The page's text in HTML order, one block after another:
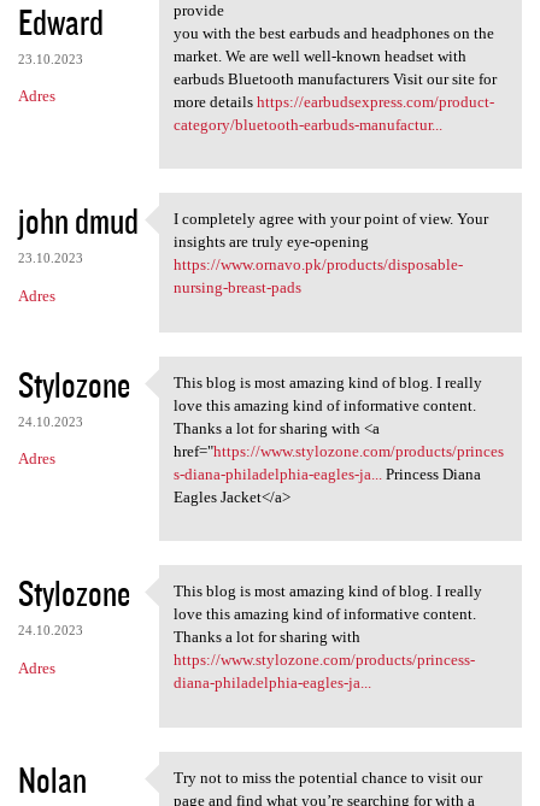
Edward
23.10.2023
Adres
provide
you with the best earbuds and headphones on the
market. We are well well-known headset with
earbuds Bluetooth manufacturers Visit our site for
more details https://earbudsexpress.com/product-
category/bluetooth-earbuds-manufactur...
john dmud
23.10.2023
Adres
I completely agree with your
I completely agree with your point of view. Your
insights are truly eye-opening
https://www.ornavo.pk/products/disposable-
nursing-breast-pads
Stylozone
24.10.2023
Adres
This blog is most amazing
This blog is most amazing kind of blog. I really
love this amazing kind of informative content.
Thanks a lot for sharing with <a
href="https://www.stylozone.com/products/princes
s-diana-philadelphia-eagles-ja...
Princess Diana
Eagles Jacket</a>
Stylozone
24.10.2023
Adres
This blog is most amazing
This blog is most amazing kind of blog. I really
love this amazing kind of informative content.
Thanks a lot for sharing with
https://www.stylozone.com/products/princess-
diana-philadelphia-eagles-ja...
Nolan
Try not to miss the potential
Try not to miss the potential chance to visit our
page and find what you’re searching for with a